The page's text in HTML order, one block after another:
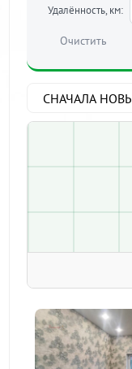
Удалённость, км:
Очистить